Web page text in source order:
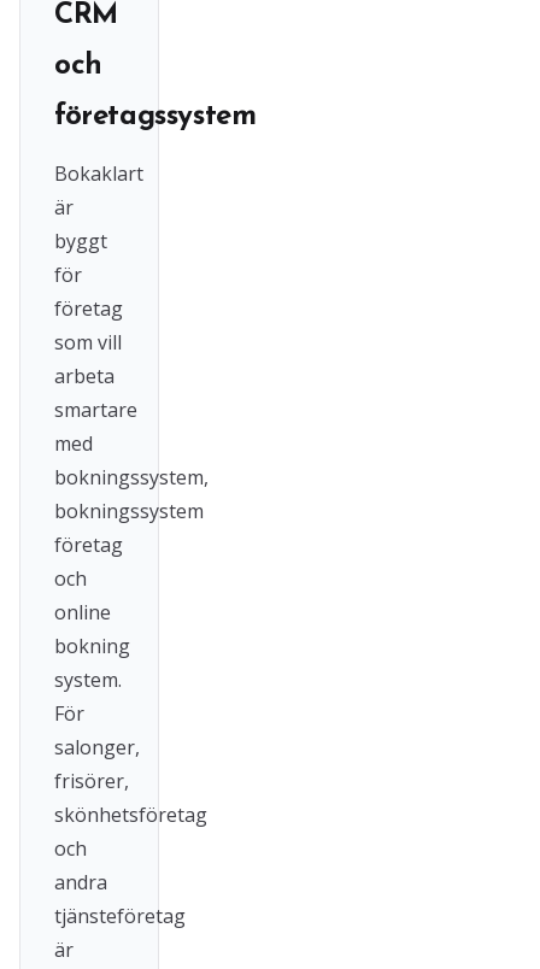
CRM
och
företagssystem
Bokaklart
är
byggt
för
företag
som vill
arbeta
smartare
med
bokningssystem,
bokningssystem
företag
och
online
bokning
system.
För
salonger,
frisörer,
skönhetsföretag
och
andra
tjänsteföretag
är